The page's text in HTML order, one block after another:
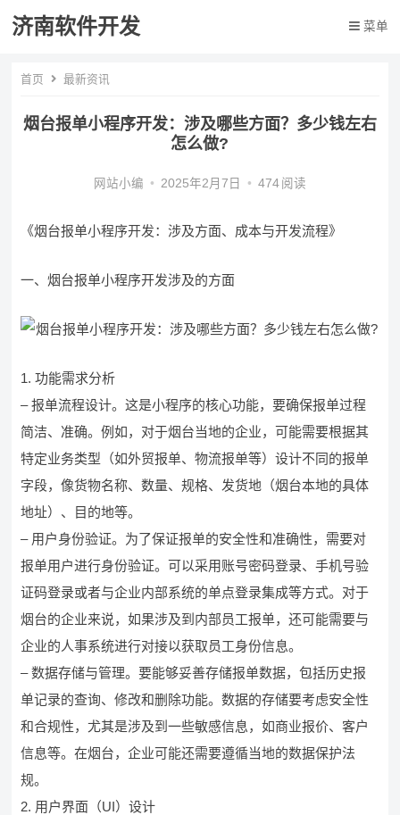
济南软件开发 菜单
首页 最新资讯
烟台报单小程序开发：涉及哪些方面？多少钱左右
怎么做?
网站小编 • 2025年2月7日 • 474 阅读
《烟台报单小程序开发：涉及方面、成本与开发流程》
一、烟台报单小程序开发涉及的方面
1. 功能需求分析
– 报单流程设计。这是小程序的核心功能，要确保报单过程
简洁、准确。例如，对于烟台当地的企业，可能需要根据其
特定业务类型（如外贸报单、物流报单等）设计不同的报单
字段，像货物名称、数量、规格、发货地（烟台本地的具体
地址）、目的地等。
– 用户身份验证。为了保证报单的安全性和准确性，需要对
报单用户进行身份验证。可以采用账号密码登录、手机号验
证码登录或者与企业内部系统的单点登录集成等方式。对于
烟台的企业来说，如果涉及到内部员工报单，还可能需要与
企业的人事系统进行对接以获取员工身份信息。
– 数据存储与管理。要能够妥善存储报单数据，包括历史报
单记录的查询、修改和删除功能。数据的存储要考虑安全性
和合规性，尤其是涉及到一些敏感信息，如商业报价、客户
信息等。在烟台，企业可能还需要遵循当地的数据保护法
规。
2. 用户界面（UI）设计